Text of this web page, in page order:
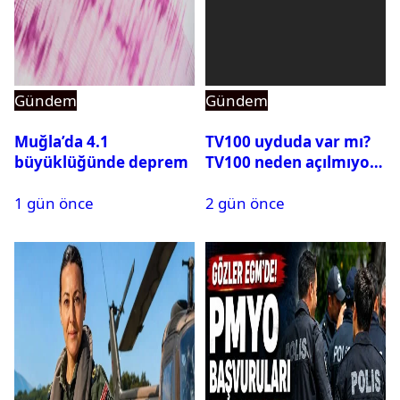
Gündem
Muğla’da 4.1
büyüklüğünde deprem
1 gün önce
Gündem
TV100 uyduda var mı?
TV100 neden açılmıyor?
2 gün önce